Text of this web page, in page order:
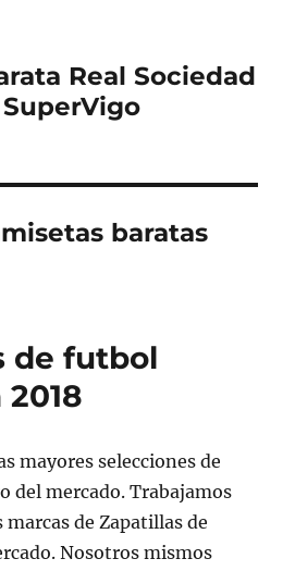
Real Sociedad
baratas
de futbol
mayores selecciones de
del mercado. Trabajamos
de Zapatillas de
Nosotros mismos